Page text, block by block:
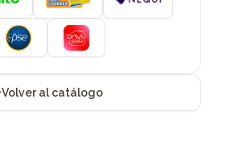
Volver al catálogo